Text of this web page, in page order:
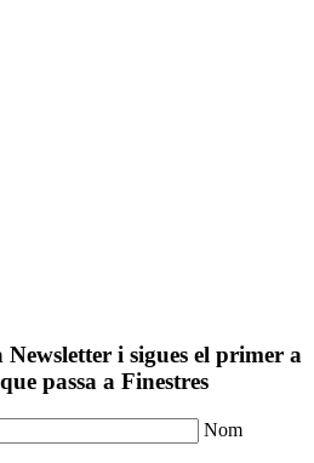
i sigues el primer a
passa a Finestres
Nom